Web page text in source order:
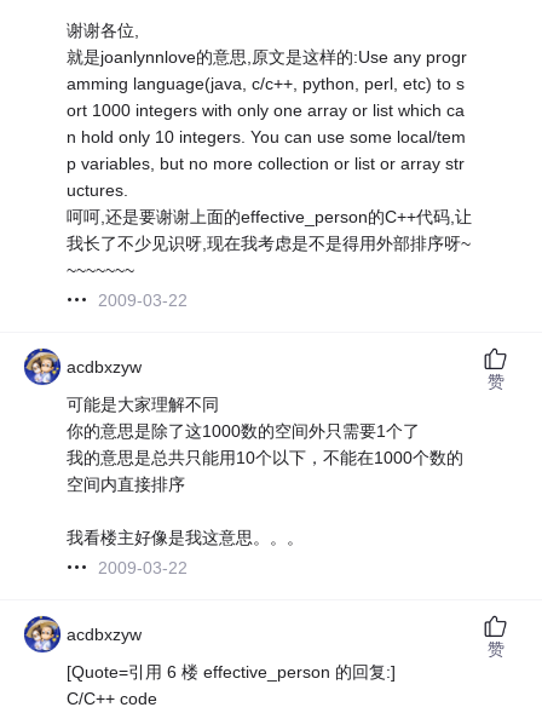
谢谢各位,
就是joanlynnlove的意思,原文是这样的:Use any progr
amming language(java, c/c++, python, perl, etc) to s
ort 1000 integers with only one array or list which ca
n hold only 10 integers. You can use some local/tem
p variables, but no more collection or list or array str
uctures.
呵呵,还是要谢谢上面的effective_person的C++代码,让
我长了不少见识呀,现在我考虑是不是得用外部排序呀~
~~~~~~~
2009-03-22
acdbxzyw
可能是大家理解不同
你的意思是除了这1000数的空间外只需要1个了
我的意思是总共只能用10个以下，不能在1000个数的
空间内直接排序
我看楼主好像是我这意思。。。
2009-03-22
赞
acdbxzyw
[Quote=引用 6 楼 effective_person 的回复:]
C/C++ code
赞